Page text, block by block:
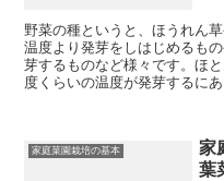
野菜の種というと、ほうれん
温度より発芽をしはじめるも
芽するものなど様々です。ほ
度くらいの温度が発芽するに
家庭菜園栽培の基本
家
葉